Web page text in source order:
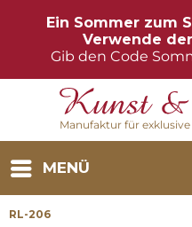
Ein Sommer zum
Verwende
Gib den Code
Manufaktur für
MENÜ
RL-206